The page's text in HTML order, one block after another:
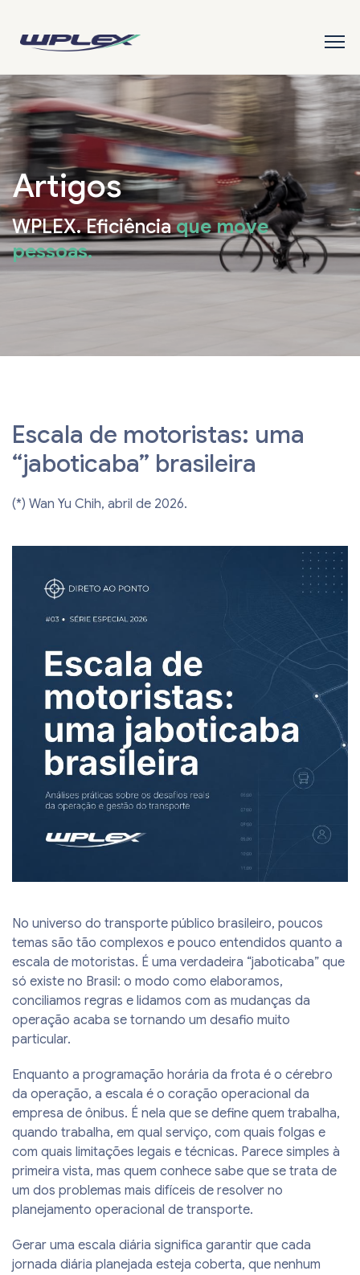
Artigos
WPLEX. Eficiênciaque move
pessoas.
Escala de motoristas: uma
“jaboticaba” brasileira
(*) Wan Yu Chih, abril de 2026.
No universo do transporte público brasileiro, poucos
temas são tão complexos e pouco entendidos quanto a
escala de motoristas. É uma verdadeira “jaboticaba” que
só existe no Brasil: o modo como elaboramos,
conciliamos regras e lidamos com as mudanças da
operação acaba se tornando um desafio muito
particular.
Enquanto a programação horária da frota é o cérebro
da operação, a escala é o coração operacional da
empresa de ônibus. É nela que se define quem trabalha,
quando trabalha, em qual serviço, com quais folgas e
com quais limitações legais e técnicas. Parece simples à
primeira vista, mas quem conhece sabe que se trata de
um dos problemas mais difíceis de resolver no
planejamento operacional de transporte.
Gerar uma escala diária significa garantir que cada
jornada diária planejada esteja coberta, que nenhum